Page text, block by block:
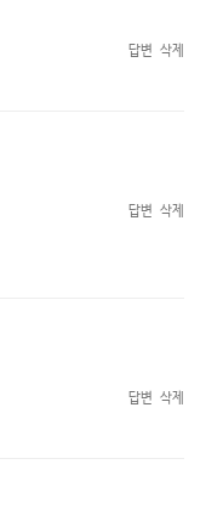
답변 삭제
답변 삭제
답변 삭제